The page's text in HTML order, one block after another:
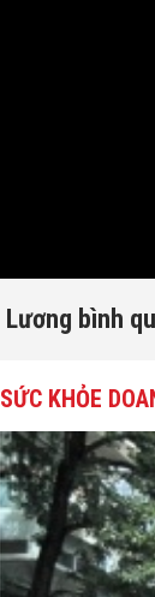
Lương bình
SỨC KHỎE